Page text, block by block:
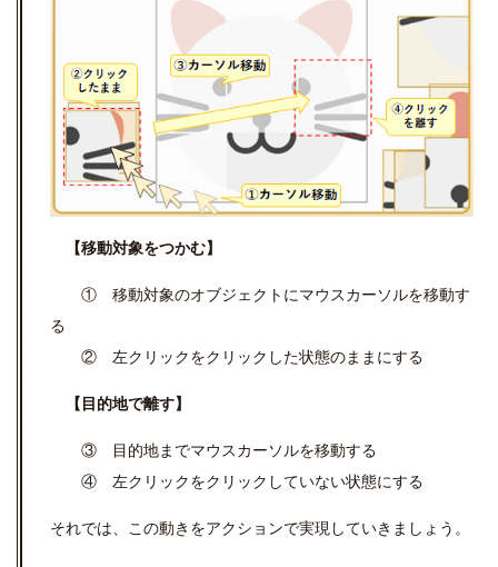
【移動対象をつかむ】
① 移動対象のオブジェクトにマウスカーソルを移動す
る
② 左クリックをクリックした状態のままにする
【目的地で離す】
③ 目的地までマウスカーソルを移動する
④ 左クリックをクリックしていない状態にする
それでは、この動きをアクションで実現していきましょう。